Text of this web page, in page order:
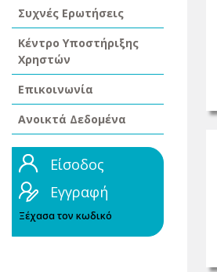
Συχνές Ερωτήσεις
Κέντρο Υποστήριξης
Χρηστών
Επικοινωνία
Ανοικτά Δεδομένα
Είσοδος
Εγγραφή
Ξέχασα τον κωδικό